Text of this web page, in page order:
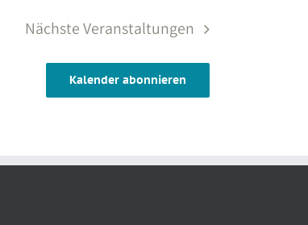
NächsteVeranstaltungen
Kalender abonnieren